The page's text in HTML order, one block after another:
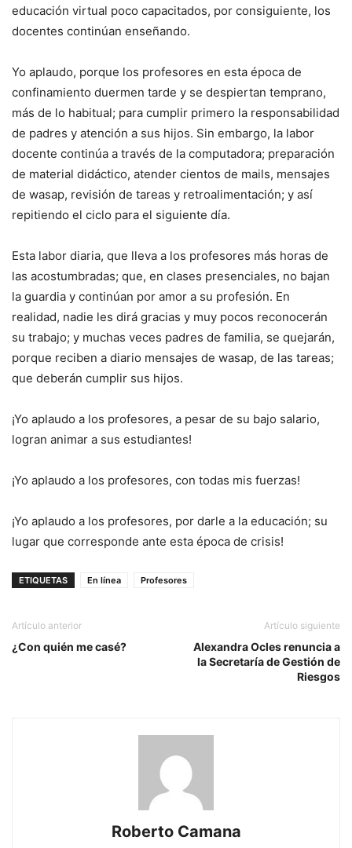
educación virtual poco capacitados, por consiguiente, los
docentes continúan enseñando.
Yo aplaudo, porque los profesores en esta época de
confinamiento duermen tarde y se despiertan temprano,
más de lo habitual; para cumplir primero la responsabilidad
de padres y atención a sus hijos. Sin embargo, la labor
docente continúa a través de la computadora; preparación
de material didáctico, atender cientos de mails, mensajes
de wasap, revisión de tareas y retroalimentación; y así
repitiendo el ciclo para el siguiente día.
Esta labor diaria, que lleva a los profesores más horas de
las acostumbradas; que, en clases presenciales, no bajan
la guardia y continúan por amor a su profesión. En
realidad, nadie les dirá gracias y muy pocos reconocerán
su trabajo; y muchas veces padres de familia, se quejarán,
porque reciben a diario mensajes de wasap, de las tareas;
que deberán cumplir sus hijos.
¡Yo aplaudo a los profesores, a pesar de su bajo salario,
logran animar a sus estudiantes!
¡Yo aplaudo a los profesores, con todas mis fuerzas!
¡Yo aplaudo a los profesores, por darle a la educación; su
lugar que corresponde ante esta época de crisis!
ETIQUETAS En línea Profesores
Artículo anterior
¿Con quién me casé?
Artículo siguiente
Alexandra Ocles renuncia a
la Secretaría de Gestión de
Riesgos
Roberto Camana